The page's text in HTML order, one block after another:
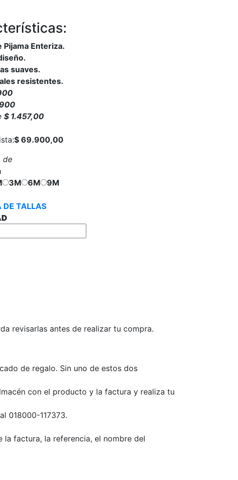
Pijama Enteriza.
suaves.
resistentes.
$ 1.457,00
$ 69.900,00
de
3M 6M 9M
DE TALLAS
revisarlas antes de realizar tu compra.
de regalo. Sin uno de estos dos
con el producto y la factura y realiza tu
018000-117373.
factura, la referencia, el nombre del